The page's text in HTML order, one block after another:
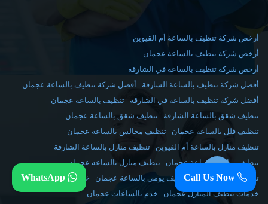
أرخص شركة تنظيف بالساعة أم القيوين
أرخص شركة تنظيف بالساعة عجمان
أرخص شركة تنظيف بالساعة في الشارقة
أفضل شركة تنظيف بالساعة الشارقة
أفضل شركة تنظيف بالساعة عجمان
أفضل شركة تنظيف بالساعة في الشارقة
تنظيف بالساعة عجمان
تنظيف شقق بالساعة الشارقة
تنظيف شقق بالساعة عجمان
تنظيف فلل بالساعة عجمان
تنظيف مجالس بالساعة عجمان
تنظيف منازل بالساعة أم القيوين
تنظيف منازل بالساعة الشارقة
تنظيف منازل بالساعة عجمان
تنظيف منازل بالساعه عجمان
تنظيف منازل عجمان تنظيف يومي بالساعة عجمان
خادمات بالساعة عجمان
خدمات تنظيف المنازل عجمان
خدم بالساعات عجمان